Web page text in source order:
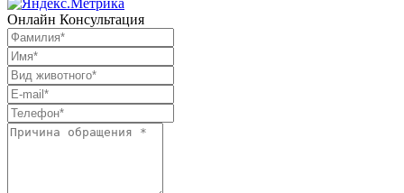
Онлайн Консультация